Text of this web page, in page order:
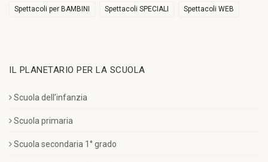
Spettacoli per BAMBINI Spettacoli SPECIALI Spettacoli WEB
IL PLANETARIO PER LA SCUOLA
Scuola dell’infanzia
Scuola primaria
Scuola secondaria 1° grado